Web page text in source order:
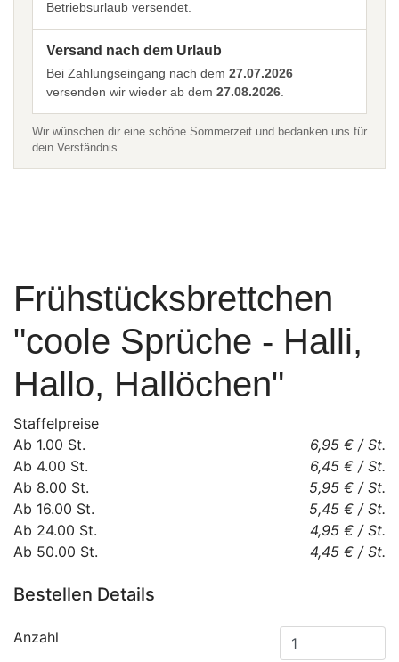
Betriebsurlaub versendet.
Versand nach dem Urlaub
Bei Zahlungseingang nach dem 27.07.2026
versenden wir wieder ab dem 27.08.2026
Wir wünschen dir eine schöne Sommerzeit und bedanken uns für
dein Verständnis.
Frühstücksbrettchen
"coole Sprüche - Halli,
Hallo, Hallöchen"
Staffelpreise
Ab 1.00 St. 6,95 € / St.
Ab 4.00 St. 6,45 € / St.
Ab 8.00 St. 5,95 € / St.
Ab 16.00 St. 5,45 € / St.
Ab 24.00 St. 4,95 € / St.
Ab 50.00 St. 4,45 € / St.
Bestellen Details
Anzahl